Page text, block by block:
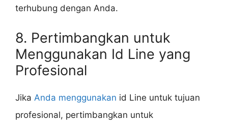
terhubung dengan Anda.
8. Pertimbangkan untuk
Menggunakan Id Line yang
Profesional
Jika Anda menggunakan id Line untuk tujuan
profesional, pertimbangkan untuk